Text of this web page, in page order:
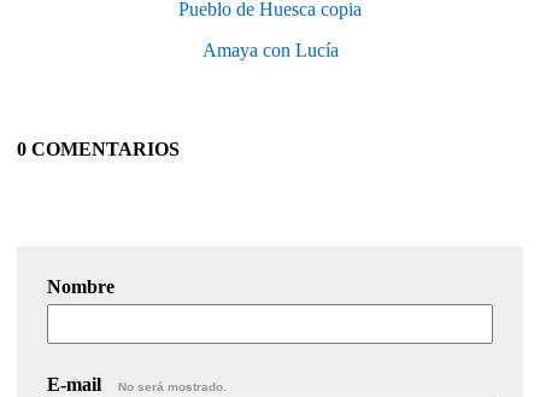
Pueblo de Huesca copia
Amaya con Lucía
0 COMENTARIOS
Nombre
E-mail No será mostrado.